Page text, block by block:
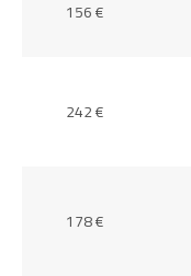
156 €
242 €
178 €